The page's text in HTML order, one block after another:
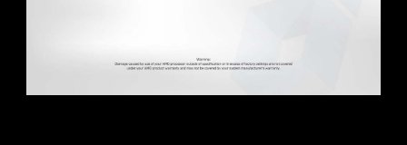
* A imagem acima é uma ilustração de referência. Para